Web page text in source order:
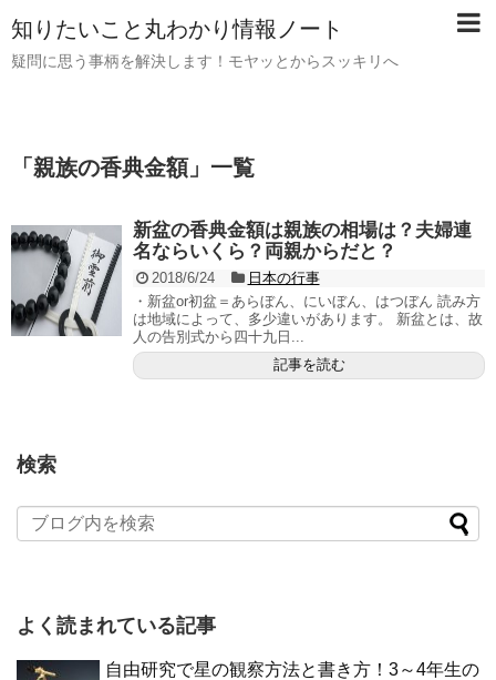
知りたいこと丸わかり情報ノート
疑問に思う事柄を解決します！モヤッとからスッキリへ
「 親族の香典金額」 一覧
新盆の香典金額は親族の相場は？夫婦連
名ならいくら？両親からだと？
2018/6/24
日本の行事
・新盆or初盆＝あらぼん、にいぼん、はつぼん 読み方
は地域によって、多少違いがあります。 新盆とは、故
人の告別式から四十九日...
記事を読む
検索
よく読まれている記事
自由研究で星の観察方法と書き方！3～4年生の